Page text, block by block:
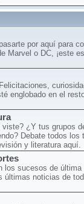
por aquí para
Marvel o DC, ¡este
englobado en el
¿Y tus grupos
Debate todos los
y literatura aquí.
los sucesos de última
últimas noticias de